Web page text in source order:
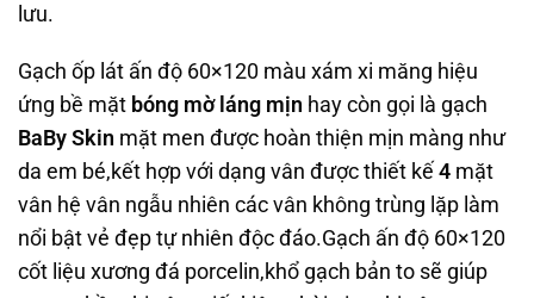
lưu.
Gạch ốp lát ấn độ 60×120 màu xám xi măng hiệu
ứng bề mặt bóng mờ láng mịn hay còn gọi là gạch
BaBy Skin mặt men được hoàn thiện mịn màng như
da em bé,kết hợp với dạng vân được thiết kế 4 mặt
vân hệ vân ngẫu nhiên các vân không trùng lặp làm
nổi bật vẻ đẹp tự nhiên độc đáo.Gạch ấn độ 60×120
cốt liệu xương đá porcelin,khổ gạch bản to sẽ giúp